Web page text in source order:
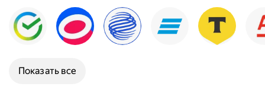
Показать все